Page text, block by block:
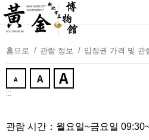
내
용
보
홈으로 관람 정보 입장권 가격 및 관
:::
관람 시간：월요일~금요일